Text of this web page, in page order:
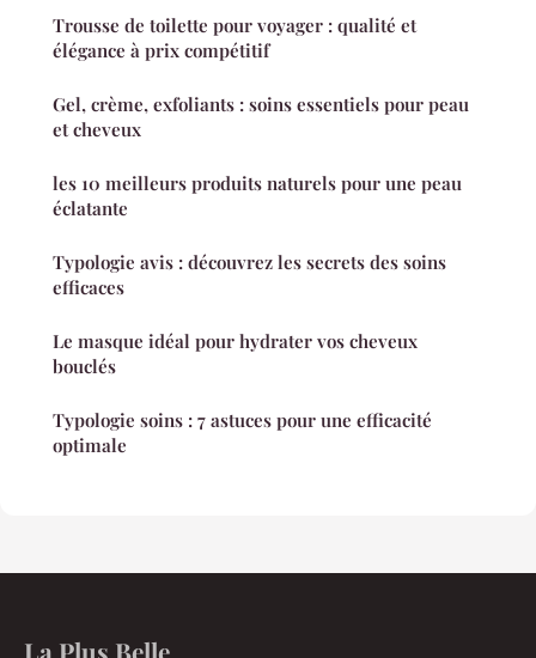
Trousse de toilette pour voyager : qualité et
élégance à prix compétitif
Gel, crème, exfoliants : soins essentiels pour peau
et cheveux
les 10 meilleurs produits naturels pour une peau
éclatante
Typologie avis : découvrez les secrets des soins
efficaces
Le masque idéal pour hydrater vos cheveux
bouclés
Typologie soins : 7 astuces pour une efficacité
optimale
La Plus Belle